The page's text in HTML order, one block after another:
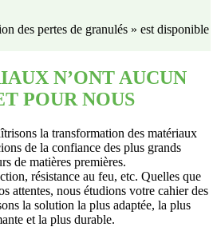
des pertes de granulés » est disponible
N’ONT AUCUN
POUR NOUS
la transformation des matériaux
de la confiance des plus grands
de matières premières.
résistance au feu, etc. Quelles que
attentes, nous étudions votre cahier des
la solution la plus adaptée, la plus
et la plus durable.